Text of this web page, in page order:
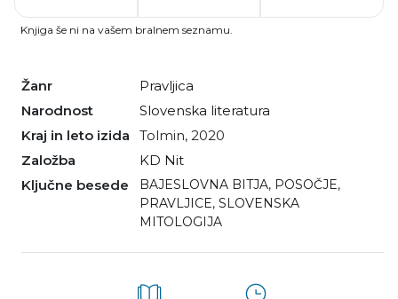
Žanr
pravljica
Narodnost
slovenska literatura
Kraj in leto izida
Tolmin, 2020
Založba
KD Nit
Ključne besede
BAJESLOVNA BITJA, POSOČJE,
PRAVLJICE, SLOVENSKA
MITOLOGIJA
Knjiga še ni na vašem bralnem seznamu.